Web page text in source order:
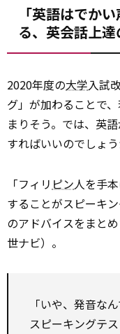
「英語はでか
る、英会話上
2020年度の大学入試
グ」が加わることで
まりそう。では、英
すればいいのでしょう
「フィリ ピン人を手
することがスピーキ
のアドバイスをまと
世ナビ）。
「いや、発音な
スピーキングテ